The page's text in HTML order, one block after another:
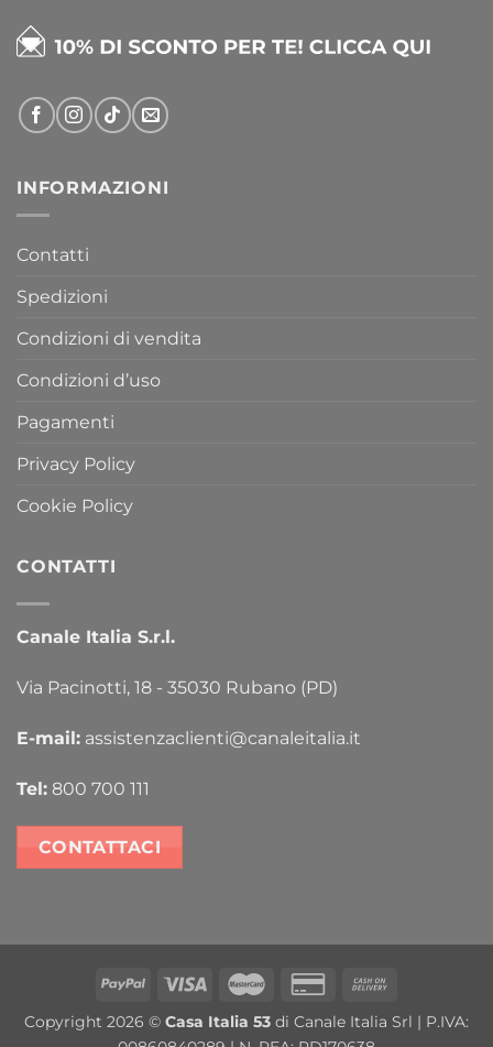
INFORMAZIONI
Contatti
Spedizioni
Condizioni di vendita
Condizioni d’uso
Pagamenti
Privacy Policy
Cookie Policy
CONTATTI
Canale Italia S.r.l.
Via Pacinotti, 18 - 35030 Rubano (PD)
E-mail: assistenzaclienti@canaleitalia.it
Tel: 800 700 111
CONTATTACI
PayPal Visa MasterCardCredit
2
Delivery
Copyright 2026 © Casa Italia 53 di Canale Italia Srl | P.IVA: